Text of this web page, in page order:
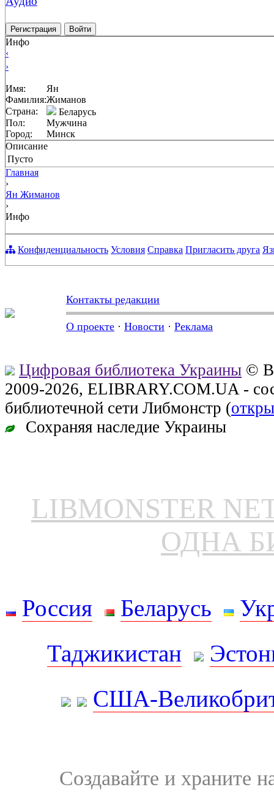
Регистрация Войти
Инфо
‹
›
Имя:
Ян
Фамилия:Жиманов
Страна:
Беларусь
Пол:
Мужчина
Город:
Минск
Описание
Пусто
Главная
›
Ян Жиманов
›
Инфо
Конфиденциальность Условия Справка Пригласить друга
Контакты редакции
О проекте · Новости · Реклама
Цифровая библиотека Украины ©
2009-2026, ELIBRARY.COM.UA -
библиотечной сети Либмонстр (
Сохраняя наследие Украины
LIBMONSTER
ОДНА
Россия Беларусь
Таджикистан
США-
Создавайте и храните